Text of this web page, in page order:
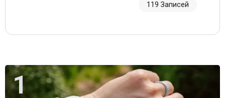
119 Записей